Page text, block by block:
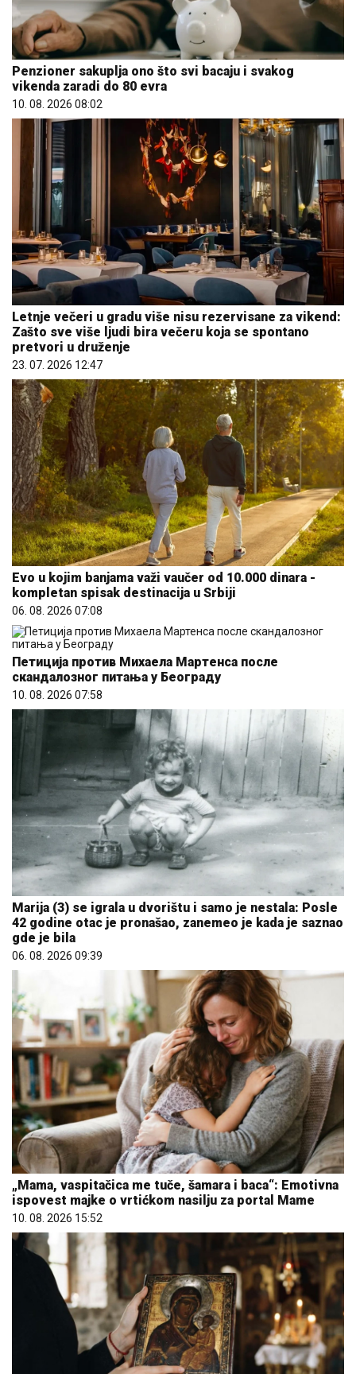
Penzioner sakuplja ono što svi bacaju i svakog
vikenda zaradi do 80 evra
10. 08. 2026 08:02
Letnje večeri u gradu više nisu rezervisane za vikend:
Zašto sve više ljudi bira večeru koja se spontano
pretvori u druženje
23. 07. 2026 12:47
Evo u kojim banjama važi vaučer od 10.000 dinara -
kompletan spisak destinacija u Srbiji
06. 08. 2026 07:08
Петиција против Михаела Мартенса после
скандалозног питања у Београду
10. 08. 2026 07:58
Marija (3) se igrala u dvorištu i samo je nestala: Posle
42 godine otac je pronašao, zanemeo je kada je saznao
gde je bila
06. 08. 2026 09:39
„Mama, vaspitačica me tuče, šamara i baca“: Emotivna
ispovest majke o vrtićkom nasilju za portal Mame
10. 08. 2026 15:52